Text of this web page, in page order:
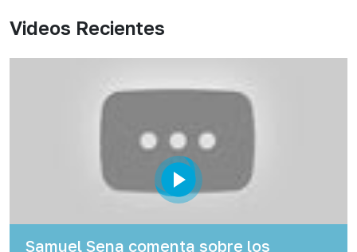
Videos Recientes
Samuel Sena comenta sobre los